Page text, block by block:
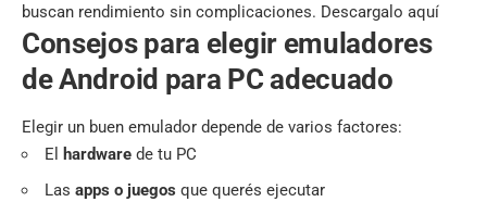
buscan rendimiento sin complicaciones. Descargalo aquí
Consejos para elegir emuladores
de Android para PC adecuado
Elegir un buen emulador depende de varios factores:
El
hardware de tu PC
Las apps o juegos que querés ejecutar